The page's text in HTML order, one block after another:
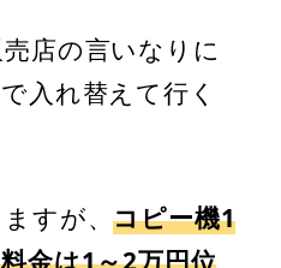
店の言いなりに
入れ替えて行く
すが、コピー機1
金は1～2万円位